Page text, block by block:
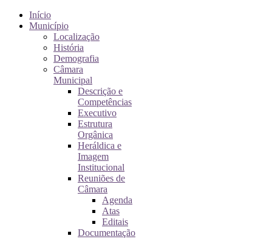
Início
Município
Localização
História
Demografia
Câmara
Municipal
Descrição e
Competências
Executivo
Estrutura
Orgânica
Heráldica e
Imagem
Institucional
Reuniões de
Câmara
Agenda
Atas
Editais
Documentação